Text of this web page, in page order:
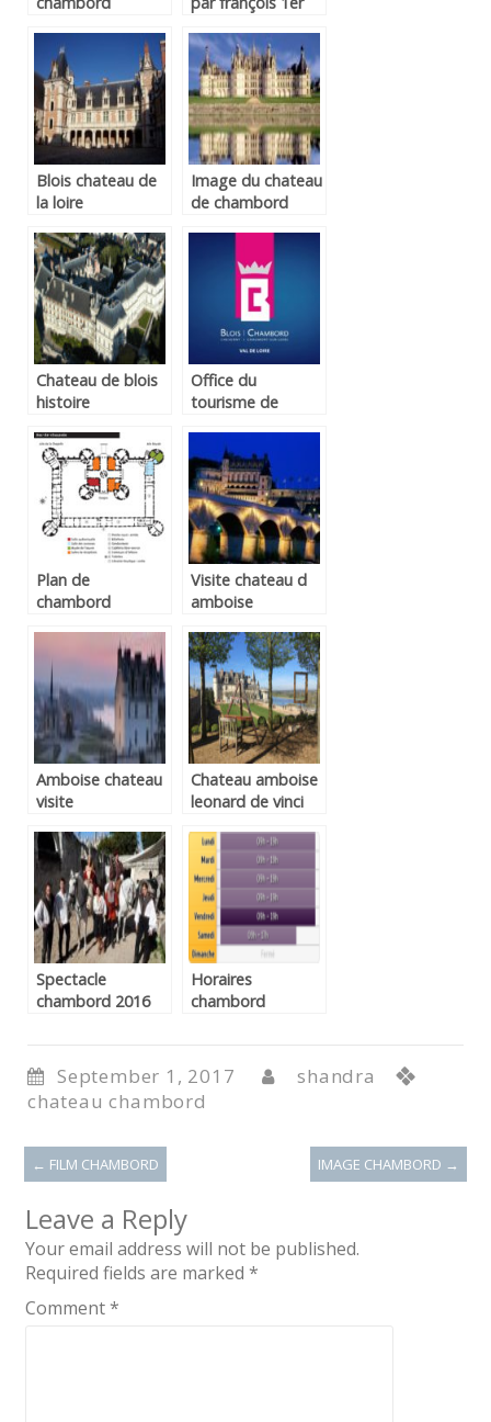
Blois chateau de
la loire
Image du chateau
de chambord
Chateau de blois
histoire
Office du
tourisme de
Plan de
chambord
Visite chateau d
amboise
Amboise chateau
visite
Chateau amboise
leonard de vinci
Spectacle
chambord 2016
Horaires
chambord
September 1, 2017
shandra
chateau chambord
← FILM CHAMBORD IMAGE CHAMBORD →
Leave a Reply
Your email address will not be published.
Required fields are marked*
Comment*